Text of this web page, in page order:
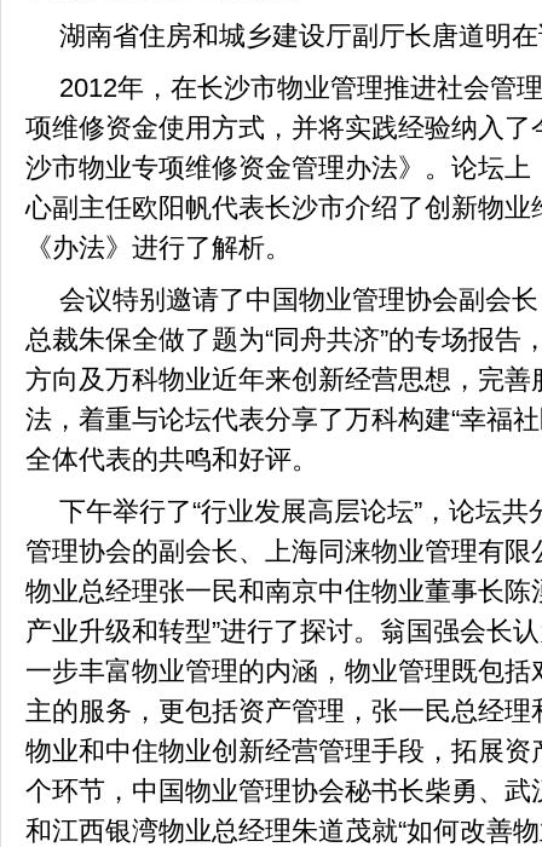
湖南省住房和城乡建设厅副厅长唐道明
2012年，在长沙市物业管理推进社会管
项维修资金使用方式，并将实践经验纳入了
沙市物业专项维修资金管理办法》。论坛
心副主任欧阳帆代表长沙市介绍了创新物
《办法》进行了解析。
会议特别邀请了中国物业管理协会副会
总裁朱保全做了题为“同舟共济”的专场报告
方向及万科物业近年来创新经营思想，完
法，着重与论坛代表分享了万科构建“幸福
全体代表的共鸣和好评。
下午举行了“行业发展高层论坛”，论坛
管理协会的副会长、上海同涞物业管理有
物业总经理张一民和南京中住物业董事长陈
产业升级和转型”进行了探讨。翁国强会长
一步丰富物业管理的内涵，物业管理既包
主的服务，更包括资产管理，张一民总经
物业和中住物业创新经营管理手段，拓展
个环节，中国物业管理协会秘书长柴勇、
和江西银湾物业总经理朱道茂就“如何改善